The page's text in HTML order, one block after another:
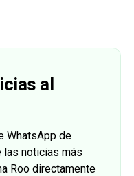
al
WhatsApp de
las noticias más
Roo directamente